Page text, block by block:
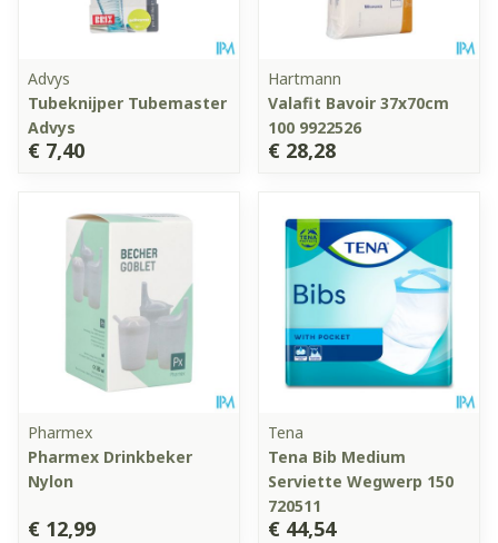
Advys
Tubeknijper Tubemaster
Advys
€ 7,40
Hartmann
Valafit Bavoir 37x70cm
100 9922526
€ 28,28
Pharmex
Pharmex Drinkbeker
Nylon
€ 12,99
Tena
Tena Bib Medium
Serviette Wegwerp 150
720511
€ 44,54